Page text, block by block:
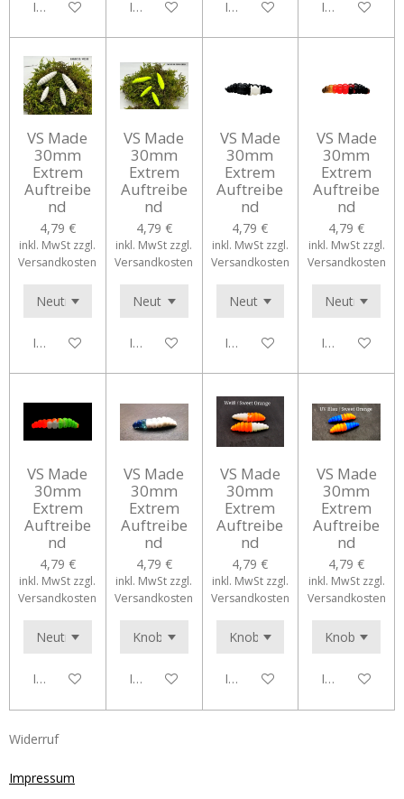
In den WarenkorbIn den WarenkorbIn den WarenkorbIn den
VS Made
30mm
Extrem
Auftreibe
nd
4,79 €
inkl. MwSt zzgl.
Versandkosten
In den Warenkorb
VS Made
30mm
Extrem
Auftreibe
nd
4,79 €
inkl. MwSt zzgl.
Versandkosten
In den Warenkorb
VS Made
30mm
Extrem
Auftreibe
nd
4,79 €
inkl. MwSt zzgl.
Versandkosten
In den Warenkorb
VS Made
30mm
Extrem
Auftreibe
nd
4,79 €
inkl. MwSt zzgl.
Versandkosten
In den
VS Made
30mm
Extrem
Auftreibe
nd
4,79 €
inkl. MwSt zzgl.
Versandkosten
In den Warenkorb
VS Made
30mm
Extrem
Auftreibe
nd
4,79 €
inkl. MwSt zzgl.
Versandkosten
In den Warenkorb
VS Made
30mm
Extrem
Auftreibe
nd
4,79 €
inkl. MwSt zzgl.
Versandkosten
In den Warenkorb
VS Made
30mm
Extrem
Auftreibe
nd
4,79 €
inkl. MwSt zzgl.
Versandkosten
In den
Widerruf
Impressum